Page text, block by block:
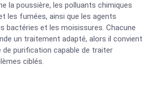
la poussière, les polluants chimiques
les fumées, ainsi que les agents
bactéries et les moisissures. Chacune
un traitement adapté, alors il convient
purification capable de traiter
ciblés.